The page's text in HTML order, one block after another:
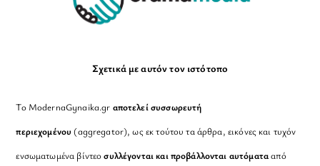
Σχετικά με αυτόν τον ιστότοπο
Το ModernaGynaika.gr αποτελεί συσσωρευτή
περιεχομένου (aggregator), ως εκ τούτου τα άρθρα, εικόνες και τυχόν
ενσωματωμένα βίντεοσυλλέγονται και προβάλλονται αυτόματααπό